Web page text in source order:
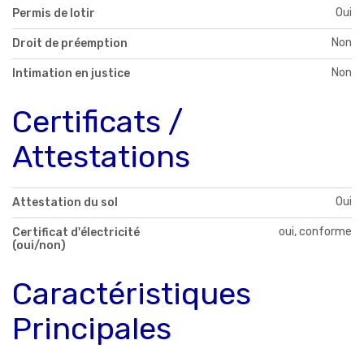
Permis de lotir Oui
Droit de préemption Non
Intimation en justice Non
Certificats /
Attestations
Attestation du sol Oui
Certificat d'électricité
(oui/non)
oui, conforme
Caractéristiques
Principales